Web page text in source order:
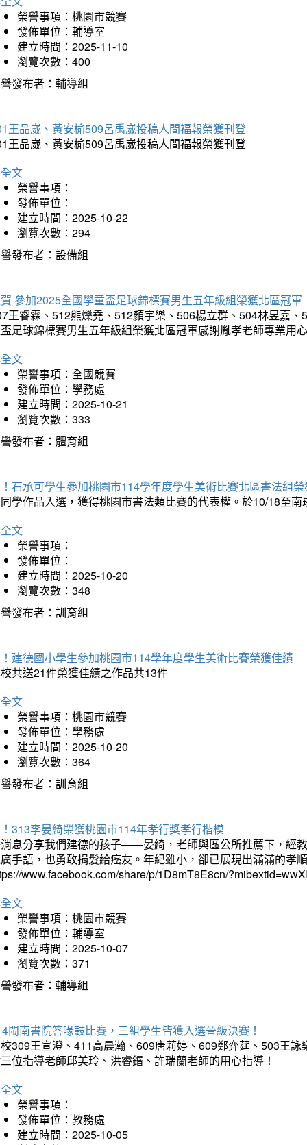
榮譽事項：桃園市競賽
發佈單位：輔導室
建立時間：2025-11-10
瀏覽次數：400
發布者：輔導組
王品崴、黃安榆509呂禹崴投稿人間福報榮獲刊登
王品崴、黃安榆509呂禹崴投稿人間福報榮獲刊登
文
榮譽事項：
發佈單位：
建立時間：2025-10-22
瀏覽次數：294
發布者：設備組
參加2025全國學童盃足球錦標賽男生五年級組榮獲北區冠軍
王睿霖、512熊爍堯、512顏宇樂、506楊立群、504林昱嘉
足球錦標賽男生五年級組榮獲北區冠軍感謝胤孝老師專業用
文
榮譽事項：全國競賽
發佈單位：學務處
建立時間：2025-10-21
瀏覽次數：333
發布者：體育組
石承可學生參加桃園市114學年度學生美術比賽北區書法組
學作品入選，獲得桃園市書法類比賽的代表權。於10/18至
文
榮譽事項：
發佈單位：
建立時間：2025-10-20
瀏覽次數：348
發布者：訓育組
建德國小學生參加桃園市114學年度學生美術比賽榮獲佳績
共送21件榮獲佳績之作品共13件
文
榮譽事項：桃園市競賽
發佈單位：學務處
建立時間：2025-10-20
瀏覽次數：364
發布者：訓育組
313李晏綺榮獲桃園市114年孝行獎孝行楷模
息分享我們建德的孩子——晏綺，老師與區公所推薦下，經
手語，也勇敢捐髮給癌友。年紀雖小，卻已展現出滿滿的孝
www.facebook.com/share/p/1D8mT8E8cn/
文
榮譽事項：桃園市競賽
發佈單位：輔導室
建立時間：2025-10-07
瀏覽次數：371
發布者：輔導組
閩南書院答喙鼓比賽，三組學生皆獲入選晉級決賽！
309王宣澄、411高晨瀚、609唐莉婷、609鄭弈莛、503王
位指導老師邱美玲、洪睿鍲、許瑞蘭老師的用心指導！
文
榮譽事項：
發佈單位：教務處
建立時間：2025-10-05